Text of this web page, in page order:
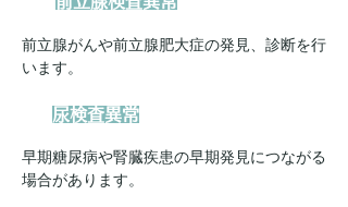
前立腺がんや前立腺肥大症の発見、診断を行
います。
尿検査異常
早期糖尿病や腎臓疾患の早期発見につながる
場合があります。